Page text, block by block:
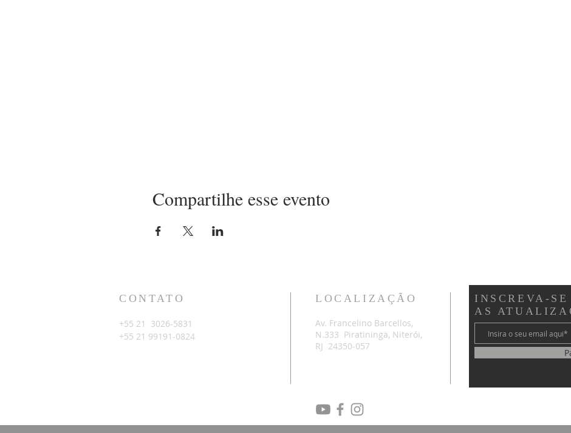
Compartilhe esse evento
CONTATO
+55 21 3026-5831
+55 21 99191-0824
LOCALIZAÇÃO
Av. Francelino Barcellos,
N.333 Piratininga, Niterói,
RJ 24350-057
INSCREVA-
AS